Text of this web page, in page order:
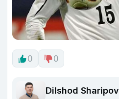
0 0
Dilshod Sharipov